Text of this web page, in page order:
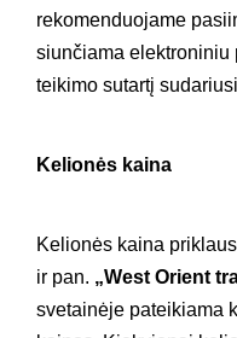
rekomenduojame
siunčiama elektroniniu
teikimo sutartį
Kelionės kaina
Kelionės kaina
ir pan. „West Orient
svetainėje pateikiama